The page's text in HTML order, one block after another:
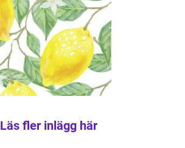
Läs fler inlägg här